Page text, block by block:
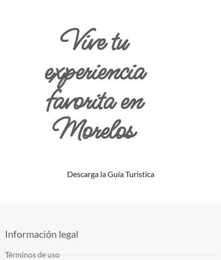
Vive tu
experiencia
favorita en
Morelos
Descarga la Guía Turística
Información legal
Términos de uso